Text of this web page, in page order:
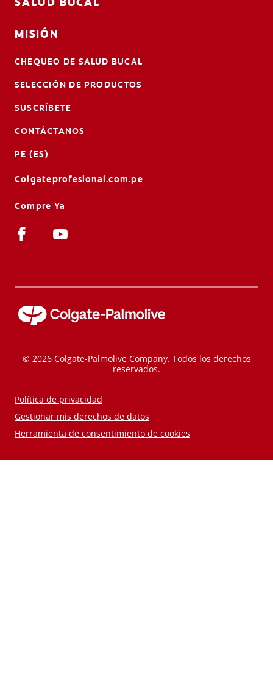
MISIÓN
CHEQUEO DE SALUD BUCAL
SELECCIÓN DE PRODUCTOS
SUSCRÍBETE
CONTÁCTANOS
PE (ES)
Colgateprofesional.com.pe
Compre Ya
© 2026 Colgate-Palmolive Company. Todos los derechos
reservados.
Política de privacidad
Gestionar mis derechos de datos
Herramienta de consentimiento de cookies